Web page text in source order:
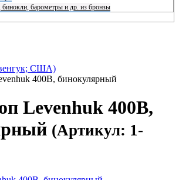
барометры и др. из бронзы
США)
400B, бинокулярный
Levenhuk 400B,
(Артикул: 1-